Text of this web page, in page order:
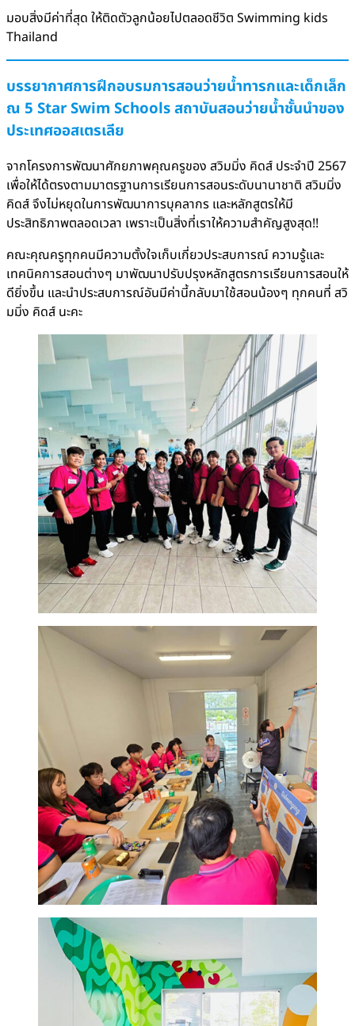
มอบสิ่งมีค่าที่สุด ให้ติดตัวลูกน้อยไปตลอดชีวิต Swimming kids
Thailand
บรรยากาศการฝึกอบรมการสอนว่ายน้ำทารกและเด็กเล็ก
ณ 5 Star Swim Schools สถาบันสอนว่ายน้ำชั้นนำของ
ประเทศออสเตรเลีย
จากโครงการพัฒนาศักยภาพคุณครูของ สวิมมิ่ง คิดส์ ประจำปี 2567
เพื่อให้ได้ตรงตามมาตรฐานการเรียนการสอนระดับนานาชาติ สวิมมิ่ง
คิดส์ จึงไม่หยุดในการพัฒนาการบุคลากร และหลักสูตรให้มี
ประสิทธิภาพตลอดเวลา เพราะเป็นสิ่งที่เราให้ความสำคัญสูงสุด!!
คณะคุณครูทุกคนมีความตั้งใจเก็บเกี่ยวประสบการณ์ ความรู้และ
เทคนิคการสอนต่างๆ มาพัฒนาปรับปรุงหลักสูตรการเรียนการสอนให้
ดียิ่งขึ้น และนำประสบการณ์อันมีค่านี้กลับมาใช้สอนน้องๆ ทุกคนที่ สวิ
มมิ่ง คิดส์ นะคะ